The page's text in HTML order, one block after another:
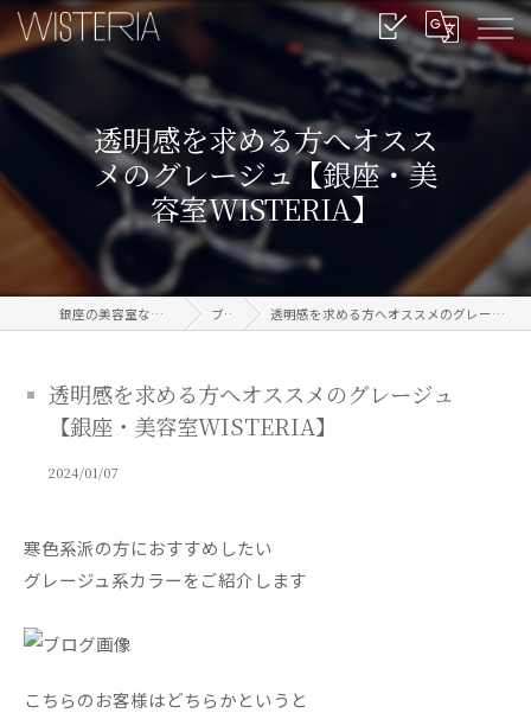
透明感を求める方へオスス
メのグレージュ【銀座・美
容室WISTERIA】
銀座の美容室なら信頼のWISTERIA ブログ 透明感を求める方へオススメのグレージュ【銀座・美容室WISTERIA】
透明感を求める方へオススメのグレージュ
【銀座・美容室WISTERIA】
2024/01/07
寒色系派の方におすすめしたい
グレージュ系カラーをご紹介します
こちらのお客様はどちらかというと